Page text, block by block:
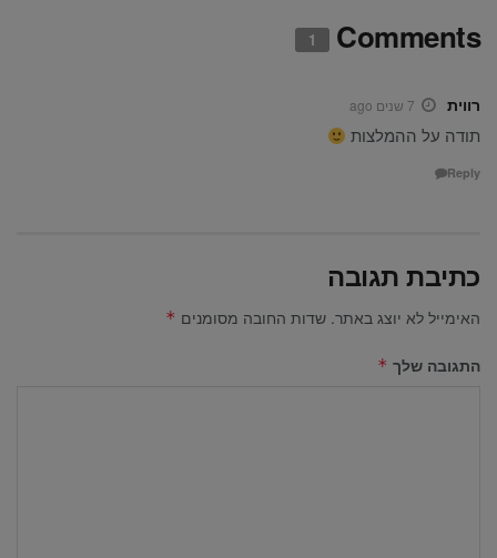
Comments
1
רווית 7 שנים ago
תודה על ההמלצות
Reply
כתיבת תגובה
האימייל לא יוצג באתר. שדות החובה מסומנים *
התגובה שלך *